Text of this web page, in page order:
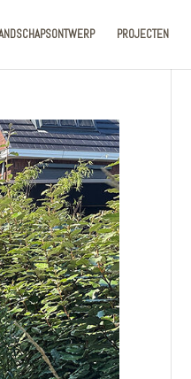
PROJECTEN